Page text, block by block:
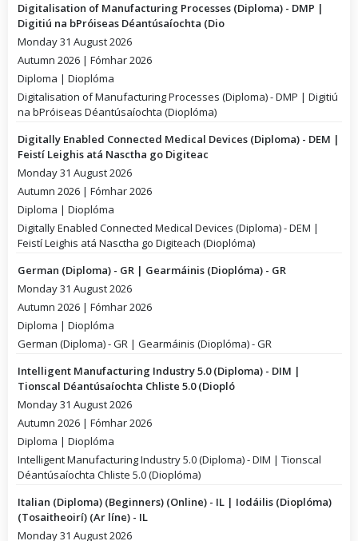
Digitalisation of Manufacturing Processes (Diploma) - DMP |
Digitiú na bPróiseas Déantúsaíochta (Dio
Monday 31 August 2026
Autumn 2026 | Fómhar 2026
Diploma | Dioplóma
Digitalisation of Manufacturing Processes (Diploma) - DMP | Digitiú
na bPróiseas Déantúsaíochta (Dioplóma)
Digitally Enabled Connected Medical Devices (Diploma) - DEM |
Feistí Leighis atá Nasctha go Digiteac
Monday 31 August 2026
Autumn 2026 | Fómhar 2026
Diploma | Dioplóma
Digitally Enabled Connected Medical Devices (Diploma) - DEM |
Feistí Leighis atá Nasctha go Digiteach (Dioplóma)
German (Diploma) - GR | Gearmáinis (Dioplóma) - GR
Monday 31 August 2026
Autumn 2026 | Fómhar 2026
Diploma | Dioplóma
German (Diploma) - GR | Gearmáinis (Dioplóma) - GR
Intelligent Manufacturing Industry 5.0 (Diploma) - DIM |
Tionscal Déantúsaíochta Chliste 5.0 (Diopló
Monday 31 August 2026
Autumn 2026 | Fómhar 2026
Diploma | Dioplóma
Intelligent Manufacturing Industry 5.0 (Diploma) - DIM | Tionscal
Déantúsaíochta Chliste 5.0 (Dioplóma)
Italian (Diploma) (Beginners) (Online) - IL | Iodáilis (Dioplóma)
(Tosaitheoirí) (Ar líne) - IL
Monday 31 August 2026